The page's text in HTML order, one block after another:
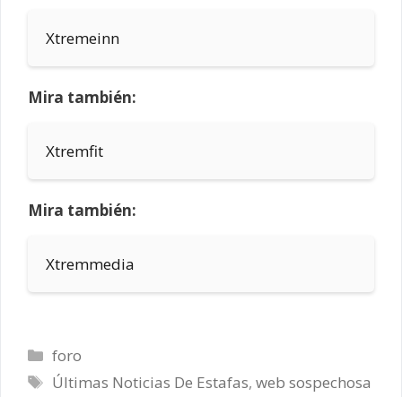
Xtremeinn
Mira también:
Xtremfit
Mira también:
Xtremmedia
Categorías
foro
Etiquetas
Últimas Noticias De Estafas,web sospechosa